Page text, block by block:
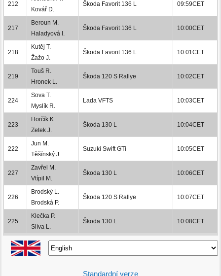
212
Kovář D.
Škoda Favorit 136 L 09:59CET
217
Beroun M.
Haladyová I.
Škoda Favorit 136 L 10:00CET
218
Kutěj T.
Žažo J.
Škoda Favorit 136 L 10:01CET
219
Touš R.
Hronek L.
Škoda 120 S Rallye 10:02CET
224
Sova T.
Myslík R.
Lada VFTS 10:03CET
223
Horčík K.
Zetek J.
Škoda 130 L 10:04CET
222
Jun M.
Těšínský J.
Suzuki Swift GTi 10:05CET
227
Zavřel M.
Vtípil M.
Škoda 130 L 10:06CET
226
Brodský L.
Brodská P.
Škoda 120 S Rallye 10:07CET
225
Klečka P.
Slíva L.
Škoda 130 L 10:08CET
Standardní verze